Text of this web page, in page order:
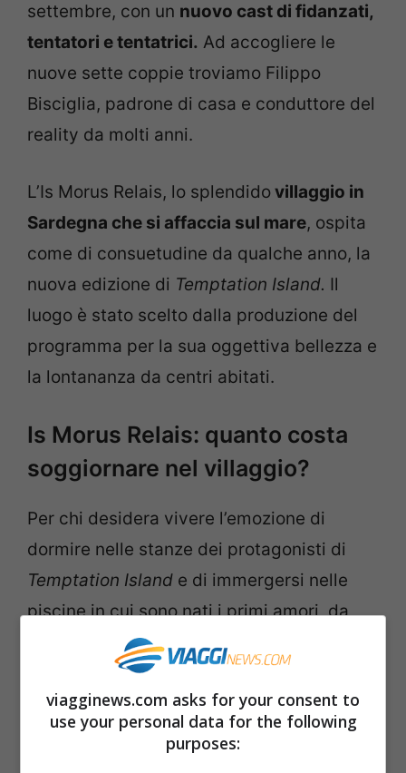
settembre, con un nuovo cast di fidanzati,
tentatori e tentatrici. Ad accogliere le
nuove sette coppie troviamo Filippo
Bisciglia, padrone di casa e conduttore del
reality da molti anni.
L’Is Morus Relais, lo splendidovillaggio in
Sardegna che si affaccia sul mare, ospita
come di consuetudine da qualche anno, la
nuova edizione di Temptation Island. Il
luogo è stato scelto dalla produzione del
programma per la sua oggettiva bellezza e
la lontananza da centri abitati.
Is Morus Relais: quanto costa
soggiornare nel villaggio?
Per chi desidera vivere l’emozione di
dormire nelle stanze dei protagonisti di
Temptation Island e di immergersi nelle
piscine in cui sono nati i primi amori, da
oggi è possibile prenotare un
all’interno dell’Is Morus Relais.
sardoospita la produzione di Canale 5 da
ormai molti anni, apprezzato per l’ingresso
viagginews.com asks for your consent to
use your personal data for the following
purposes: